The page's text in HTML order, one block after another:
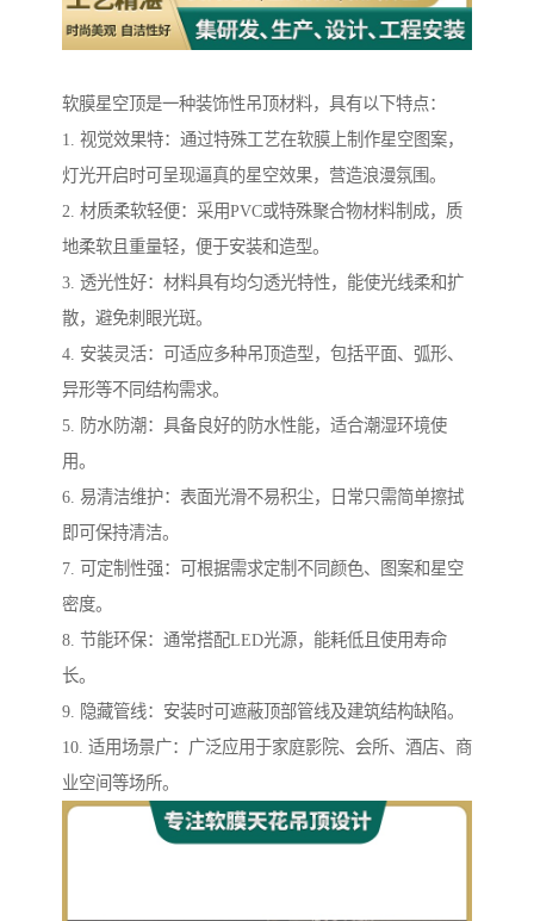
软膜星空顶是一种装饰性吊顶材料，具有以下特点：
1. 视觉效果特：通过特殊工艺在软膜上制作星空图案，
灯光开启时可呈现逼真的星空效果，营造浪漫氛围。
2. 材质柔软轻便：采用PVC或特殊聚合物材料制成，质
地柔软且重量轻，便于安装和造型。
3. 透光性好：材料具有均匀透光特性，能使光线柔和扩
散，避免刺眼光斑。
4. 安装灵活：可适应多种吊顶造型，包括平面、弧形、
异形等不同结构需求。
5. 防水防潮：具备良好的防水性能，适合潮湿环境使
用。
6. 易清洁维护：表面光滑不易积尘，日常只需简单擦拭
即可保持清洁。
7. 可定制性强：可根据需求定制不同颜色、图案和星空
密度。
8. 节能环保：通常搭配LED光源，能耗低且使用寿命
长。
9. 隐藏管线：安装时可遮蔽顶部管线及建筑结构缺陷。
10. 适用场景广：广泛应用于家庭影院、会所、酒店、商
业空间等场所。